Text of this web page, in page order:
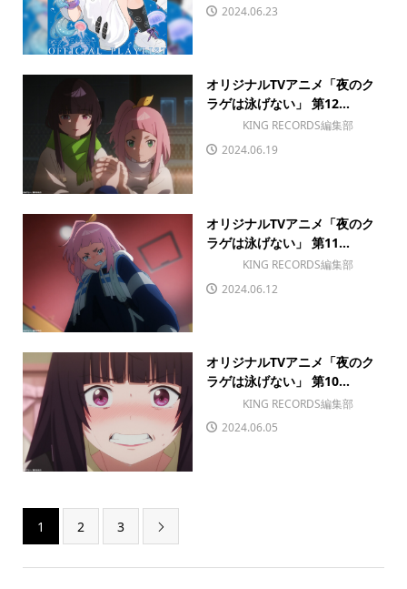
2024.06.23
オリジナルTVアニメ「夜のク
ラゲは泳げない」 第12...
KING RECORDS編集部
2024.06.19
オリジナルTVアニメ「夜のク
ラゲは泳げない」 第11...
KING RECORDS編集部
2024.06.12
オリジナルTVアニメ「夜のク
ラゲは泳げない」 第10...
KING RECORDS編集部
2024.06.05
1 2 3 